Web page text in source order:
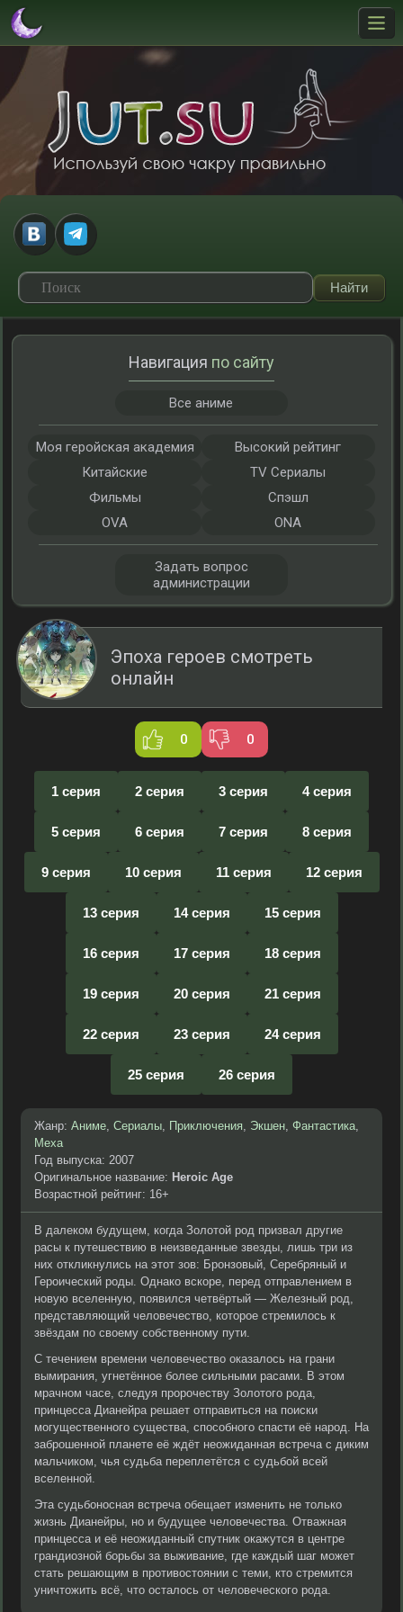
Эпоха героев смотреть
онлайн
0 0
1 серия 2 серия 3 серия 4 серия
5 серия 6 серия 7 серия 8 серия
9 серия 10 серия 11 серия 12 серия
13 серия 14 серия 15 серия
16 серия 17 серия 18 серия
19 серия 20 серия 21 серия
22 серия 23 серия 24 серия
25 серия 26 серия
Жанр: Аниме, Сериалы, Приключения, Экшен, Фантастика,
Меха
Год выпуска: 2007
Оригинальное название: Heroic Age
Возрастной рейтинг: 16+
В далеком будущем, когда Золотой род призвал другие
расы к путешествию в неизведанные звезды, лишь три из
них откликнулись на этот зов: Бронзовый, Серебряный и
Героический роды. Однако вскоре, перед отправлением в
новую вселенную, появился четвёртый — Железный род,
представляющий человечество, которое стремилось к
звёздам по своему собственному пути.
С течением времени человечество оказалось на грани
вымирания, угнетённое более сильными расами. В этом
мрачном часе, следуя пророчеству Золотого рода,
принцесса Дианейра решает отправиться на поиски
могущественного существа, способного спасти её народ. На
заброшенной планете её ждёт неожиданная встреча с диким
мальчиком, чья судьба переплетётся с судьбой всей
вселенной.
Эта судьбоносная встреча обещает изменить не только
жизнь Дианейры, но и будущее человечества. Отважная
принцесса и её неожиданный спутник окажутся в центре
грандиозной борьбы за выживание, где каждый шаг может
стать решающим в противостоянии с теми, кто стремится
уничтожить всё, что осталось от человеческого рода.
Навигация по сайту
Все аниме
Моя геройская академия
Высокий рейтинг
Китайские
TV Сериалы
Фильмы
Спэшл
OVA
ONA
Задать вопрос
администрации